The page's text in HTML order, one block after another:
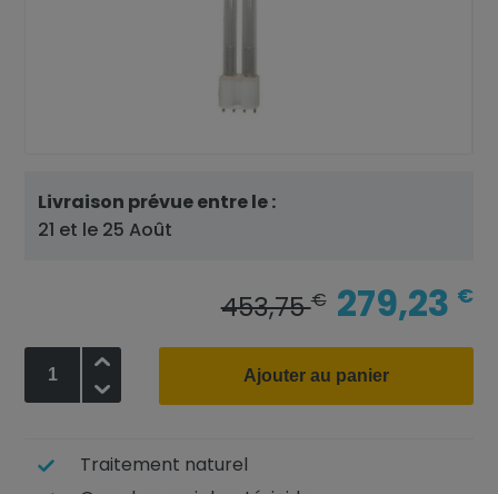
Livraison prévue entre le :
21 et le 25 Août
453,75€ 279,23 €
Ajouter au panier
Traitement naturel